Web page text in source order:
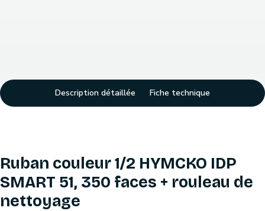
Description détaillée Fiche technique
Ruban couleur 1/2 HYMCKO IDP
SMART 51, 350 faces + rouleau de
nettoyage